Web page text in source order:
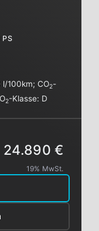
PS
l/100km;CO2-
2-Klasse: D
24.890 €
19% MwSt.